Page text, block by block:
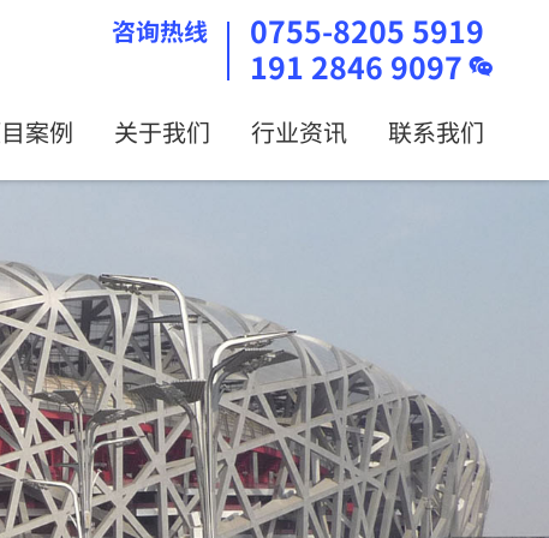
案例 关于我们 行业资讯 联系我们
咨询热线
0755-8205 5919
191 2846 9097